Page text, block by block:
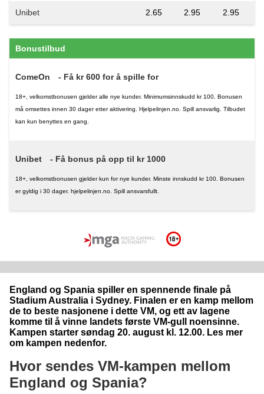
Unibet 2.65 2.95 2.95
Bonustilbud
ComeOn - Få kr 600 for å spille for
18+, velkomstbonusen gjelder alle nye kunder. Minimumsinnskudd kr 100. Bonusen
må omsettes innen 30 dager etter aktivering. Hjelpelinjen.no. Spill ansvarlig. Tilbudet
kan kun benyttes en gang.
Unibet - Få bonus på opp til kr 1000
18+, velkomstbonusen gjelder kun for nye kunder. Minste innskudd kr 100. Bonusen
er gyldig i 30 dager. hjelpelinjen.no. Spill ansvarsfullt.
England og Spania spiller en spennende finale på
Stadium Australia i Sydney. Finalen er en kamp mellom
de to beste nasjonene i dette VM, og ett av lagene
komme til å vinne landets første VM-gull noensinne.
Kampen starter søndag 20. august kl. 12.00. Les mer
om kampen nedenfor.
Hvor sendes VM-kampen mellom
England og Spania?